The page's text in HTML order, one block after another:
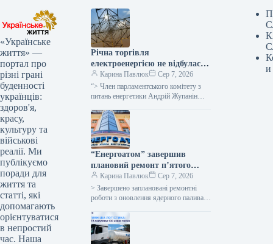
«Українське
життя» —
портал про
різні грані
буденності
українців:
здоров'я,
красу,
культуру та
військові
реалії. Ми
публікуємо
поради для
життя та
статті, які
допомагають
орієнтуватися
в непростий
час. Наша
Річна торгівля
електроенергією не відбулася
через військові загрози для
покупців та надмірну
вартість, як заявив народний
Карина Павлюк
Сер 7, 2026
“> Член парламентського комітету з
питань енергетики Андрій Жупанін
невдачі аукціону з реалізації
електроенергії…
“Енергоатом” завершив
плановий ремонт п’ятого
енергоблоку
Карина Павлюк
Сер 7, 2026
> Завершено заплановані ремонтні
роботи з оновлення ядерного палива
електростанцій, а також технічне
обслуговування двох гідроагрегатів…
и